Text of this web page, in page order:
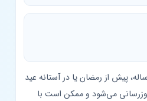
پیش از رمضان یا در آستانه عید
می‌شود و ممکن است با